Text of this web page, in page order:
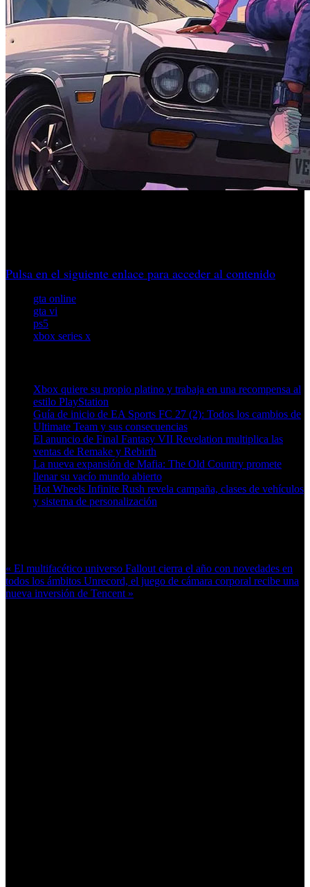
Pulsa en el siguiente enlace para acceder al contenido
gta online
gta vi
ps5
xbox series x
Xbox quiere su propio platino y trabaja en una recompensa al
estilo PlayStation
Guía de inicio de EA Sports FC 27 (2): Todos los cambios de
Ultimate Team y sus consecuencias
El anuncio de Final Fantasy VII Revelation multiplica las
ventas de Remake y Rebirth
La nueva expansión de Mafia: The Old Country promete
llenar su vacío mundo abierto
Hot Wheels Infinite Rush revela campaña, clases de vehículos
y sistema de personalización
« El multifacético universo Fallout cierra el año con novedades en
todos los ámbitos Unrecord, el juego de cámara corporal recibe una
nueva inversión de Tencent »